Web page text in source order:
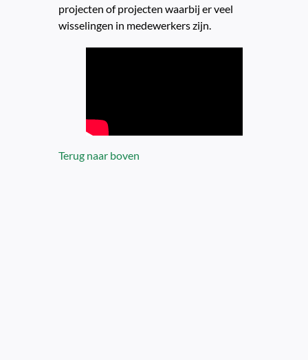
projecten of projecten waarbij er veel
wisselingen in medewerkers zijn.
Terug naar boven